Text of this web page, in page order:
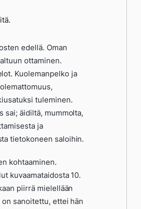
edellä. Oman
ottaminen.
Kuolemanpelko ja
tuleminen.
sai; äidiltä, mummolta,
ja
tietokoneen saloihin.
kohtaaminen.
kuvaamataidosta 10.
piirrä mielellään
on sanoitettu, ettei hän